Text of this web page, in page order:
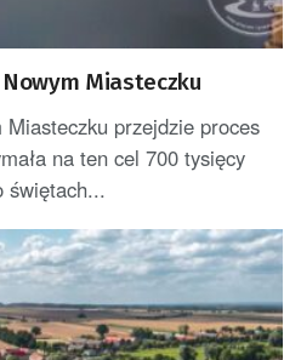
Miasteczku
przejdzie proces
na ten cel 700 tysięcy
świętach...